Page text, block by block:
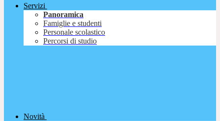
Servizi
Panoramica
Famiglie e studenti
Personale scolastico
Percorsi di studio
Novità